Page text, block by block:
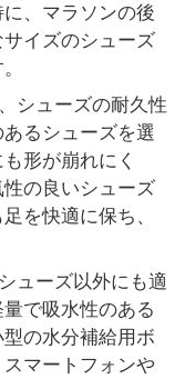
、マラソンの後
イズのシューズ
シューズの耐久性
るシューズを選
形が崩れにく
の良いシューズ
を快適に保ち、
ューズ以外にも適
で吸水性のある
の水分補給用ボ
マートフォンや